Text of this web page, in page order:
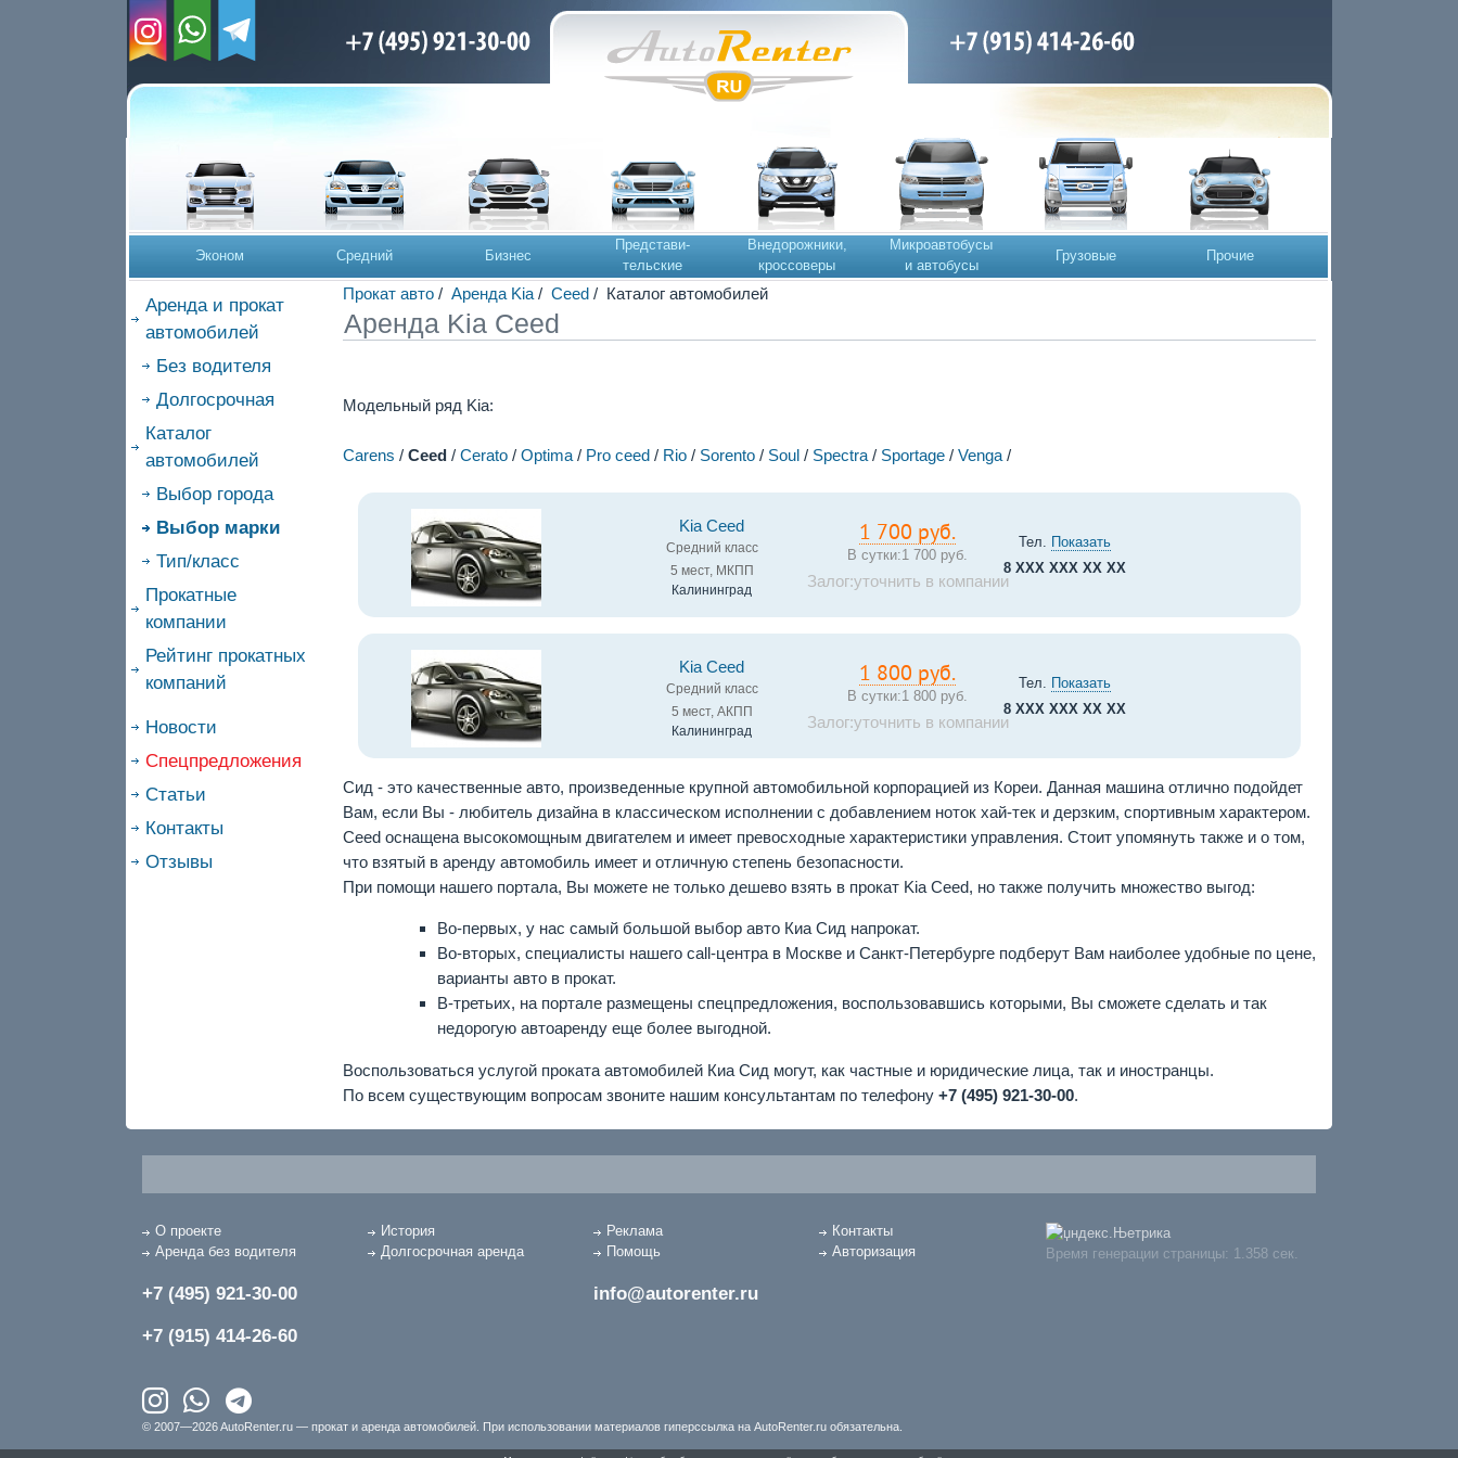
Эконом Средний Бизнес
Представи-
тельские
Внедорожники,
кроссоверы
Микроавтобусы
и автобусы
Грузовые Прочие
Аренда и прокат
автомобилей
Без водителя
Долгосрочная
Каталог
автомобилей
Выбор города
Выбор марки
Тип/класс
Прокатные
компании
Рейтинг прокатных
компаний
Новости
Спецпредложения
Статьи
Контакты
Отзывы
Прокат авто/ Аренда Kia/ Ceed/ Каталог автомобилей
Аренда Kia Ceed
Модельный ряд Kia:
Carens / Ceed/ Cerato/ Optima/ Pro ceed/ Rio/ Sorento/ Soul/ Spectra/ Sportage/ Venga/
Kia Ceed
Средний класс
5 мест, МКПП
Калининград
1 700 руб.
В сутки:1 700 руб.
Залог:уточнить в компании
Тел. Показать
8 XXX XXX XX XX
Kia Ceed
Средний класс
5 мест, АКПП
Калининград
1 800 руб.
В сутки:1 800 руб.
Залог:уточнить в компании
Тел. Показать
8 XXX XXX XX XX
Сид - это качественные авто, произведенные крупной автомобильной корпорацией из Кореи. Данная машина отлично подойдет
Вам, если Вы - любитель дизайна в классическом исполнении с добавлением ноток хай-тек и дерзким, спортивным характером.
Ceed оснащена высокомощным двигателем и имеет превосходные характеристики управления. Стоит упомянуть также и о том,
что взятый в аренду автомобиль имеет и отличную степень безопасности.
При помощи нашего портала, Вы можете не только дешево взять в прокат Kia Ceed, но также получить множество выгод:
Во-первых, у нас самый большой выбор авто Киа Сид напрокат.
Во-вторых, специалисты нашего call-центра в Москве и Санкт-Петербурге подберут Вам наиболее удобные по цене,
варианты авто в прокат.
В-третьих, на портале размещены спецпредложения, воспользовавшись которыми, Вы сможете сделать и так
недорогую автоаренду еще более выгодной.
Воспользоваться услугой проката автомобилей Киа Сид могут, как частные и юридические лица, так и иностранцы.
По всем существующим вопросам звоните нашим консультантам по телефону +7 (495) 921-30-00.
О проекте История Реклама
Контакты
Аренда без водителя
Долгосрочная аренда Помощь Авторизация
+7 (495) 921-30-00
+7 (915) 414-26-60
info@autorenter.ru
© 2007—2026 AutoRenter.ru — прокат и аренда автомобилей. При использовании материалов гиперссылка на AutoRenter.ru обязательна.
Время генерации страницы: 1.358 сек.